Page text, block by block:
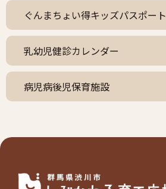
ぐんまちょい得キッズパスポート
乳幼児健診カレンダー
病児病後児保育施設